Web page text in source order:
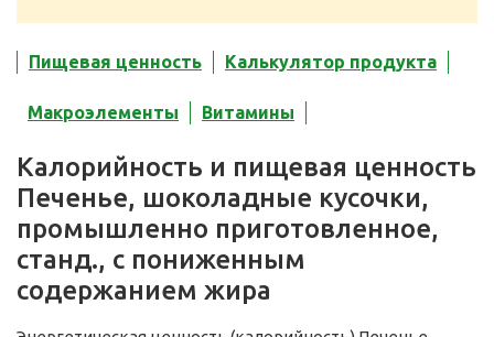
Пищевая ценность Калькулятор продукта
Макроэлементы Витамины
Калорийность и пищевая ценность
Печенье, шоколадные кусочки,
промышленно приготовленное,
станд., с пониженным
содержанием жира